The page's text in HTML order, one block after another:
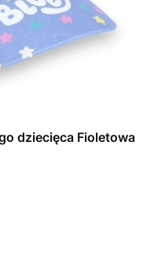
dziecięca Fioletowa